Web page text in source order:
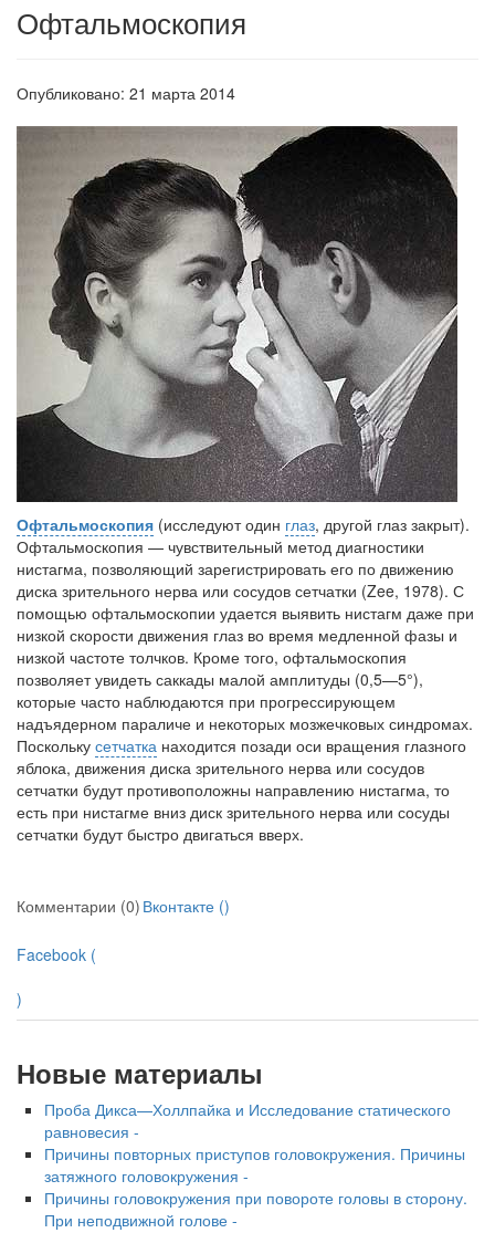
заявила об этом на
встрече с журналистами ведущих...
Местная анестезия развивает кардиотоксичность
Федеральная служба по
надзору в сфере
здравоохранения озвучила
тревожную статистику. Она
касаются увеличения риска
острой кардиотоксичности и
роста сопутствующих
осложнений от...
Закон о праве родителей находиться с детьми в
реанимации внесен в Госдуму
законопроект внесен в
палату на
рассмотрение. Суть его
заключается в
нахождении одного из
родителей в
больничной палате
бесплатно, в течении всего срока лечения...
Офтальмоскопия
Опубликовано: 21 марта 2014
Офтальмоскопия (исследуют один глаз, другой глаз закрыт).
Офтальмоскопия — чувствительный метод диагностики
нистагма, позволяющий зарегистрировать его по движению
диска зрительного нерва или сосудов сетчатки (Zee, 1978). С
помощью офтальмоскопии удается выявить нистагм даже при
низкой скоро­сти движения глаз во время медленной фазы и
низкой частоте толчков. Кроме того, офтальмоскопия
позволяет увидеть саккады малой амплитуды (0,5—5°),
которые часто наблюдаются при про­грессирующем
надъядерном параличе и некоторых мозжечковых синдромах.
Поскольку сетчатка находится позади оси вращения глазного
яблока, движения диска зрительного нерва или сосудов
сетчатки будут противоположны направлению нистагма, то
есть при нистагме вниз диск зрительного нерва или сосуды
сетчатки бу­дут быстро двигаться вверх.
Комментарии (0) Вконтакте ()
Facebook (
)
Новые материалы
Проба Дикса—Холлпайка и Исследование статического
равновесия -
Причины повторных приступов головокру­жения. Причины
затяжного головокружения -
Причины головокружения при повороте голо­вы в сторону.
При неподвижной голове -